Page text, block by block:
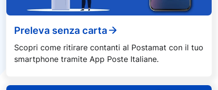
Preleva senza carta
Scopri come ritirare contanti al Postamat con il tuo
smartphone tramite App Poste Italiane.